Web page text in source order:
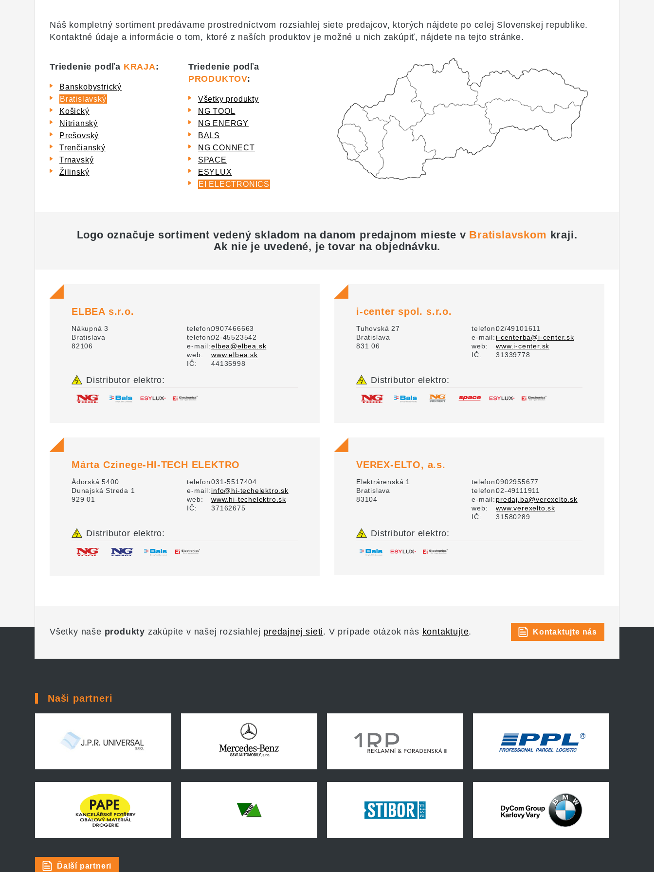
Náš kompletný sortiment predávame prostredníctvom rozsiahlej siete predajcov, ktorých nájdete po celej Slovenskej republike.
Kontaktné údaje a informácie o tom, ktoré z naších produktov je možné u nich zakúpiť, nájdete na tejto stránke.
Triedenie podľa KRAJA:
Banskobystrický
Bratislavský
Košický
Nitrianský
Prešovský
Trenčianský
Trnavský
Žilinský
Triedenie podľa
PRODUKTOV:
Všetky produkty
NG TOOL
NG ENERGY
BALS
NG CONNECT
SPACE
ESYLUX
EI ELECTRONICS
Logo označuje sortiment vedený skladom na danom predajnom mieste v Bratislavskom kraji.
Ak nie je uvedené, je tovar na objednávku.
ELBEA s.r.o.
Nákupná 3
Bratislava
82106
telefon:0907466663
telefon:02-45523542
e-mail:elbea@elbea.sk
web:
www.elbea.sk
IČ:
44135998
Distributor elektro:
i-center spol. s.r.o.
Tuhovská 27
Bratislava
831 06
telefon:02/49101611
e-mail: i-centerba@i-center.sk
web:
www.i-center.sk
IČ:
31339778
Distributor elektro:
Márta Czinege-HI-TECH ELEKTRO
Ádorská 5400
Dunajská Streda 1
929 01
telefon:031-5517404
e-mail: info@hi-techelektro.sk
web:
www.hi-techelektro.sk
IČ:
37162675
Distributor elektro:
VEREX-ELTO, a.s.
Elektrárenská 1
Bratislava
83104
telefon:0902955677
telefon:02-49111911
e-mail: predaj.ba@verexelto.sk
web:
www.verexelto.sk
IČ:
31580289
Distributor elektro:
Všetky naše produkty zakúpite v našej rozsiahlej predajnej sieti. V prípade otázok nás kontaktujte. Kontaktujte nás
Naši partneri
Ďalší partneri